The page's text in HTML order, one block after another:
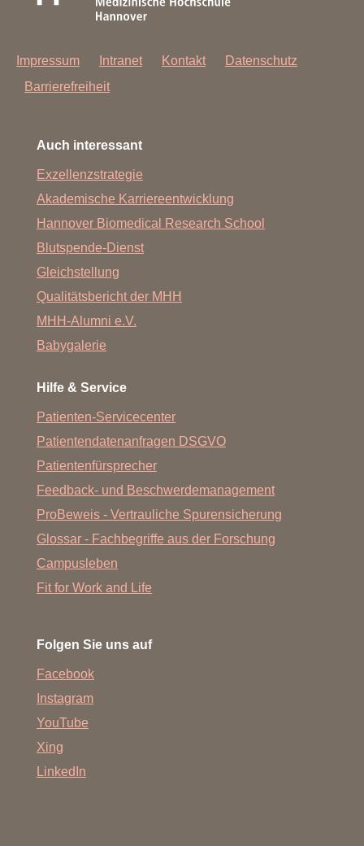
Impressum Intranet Kontakt
Datenschutz
Barrierefreiheit
Auch interessant
Exzellenzstrategie
Akademische Karriereentwicklung
Hannover Biomedical Research School
Blutspende-Dienst
Gleichstellung
Qualitätsbericht der MHH
MHH-Alumni e.V.
Babygalerie
Hilfe & Service
Patienten-Servicecenter
Patientendatenanfragen DSGVO
Patientenfürsprecher
Feedback- und Beschwerdemanagement
ProBeweis - Vertrauliche Spurensicherung
Glossar - Fachbegriffe aus der Forschung
Campusleben
Fit for Work and Life
Folgen Sie uns auf
Facebook
Instagram
YouTube
Xing
LinkedIn